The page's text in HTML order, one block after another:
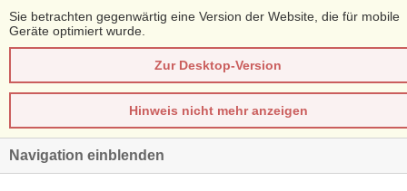
Sie betrachten gegenwärtig eine Version der Website, die für mobile
Geräte optimiert wurde.
Zur Desktop-Version
Hinweis nicht mehr anzeigen
Navigation einblenden